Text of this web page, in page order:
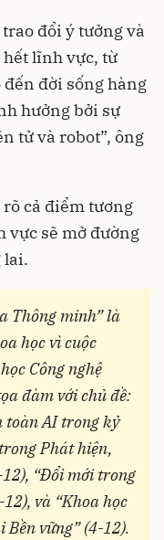
đổi ý tưởng và
lĩnh vực, từ
đời sống hàng
hưởng bởi sự
tử và robot”, ông
cả điểm tương
vực sẽ mở đường
lai.
Thông minh” là
học vì cuộc
Công nghệ
đàm với chủ đề:
toàn AI trong kỷ
Phát hiện,
“Đổi mới trong
và “Khoa học
vững” (4-12).